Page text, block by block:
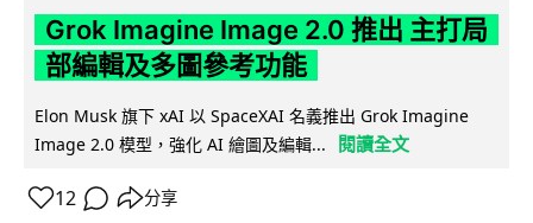
Grok Imagine Image 2.0 推出 主打局
部編輯及多圖參考功能
Elon Musk 旗下 xAI 以 SpaceXAI 名義推出 Grok Imagine
Image 2.0 模型，強化 AI 繪圖及編輯...
閱讀全文
12 分享